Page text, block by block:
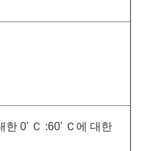
한 0' Ｃ :60' Ｃ에 대한